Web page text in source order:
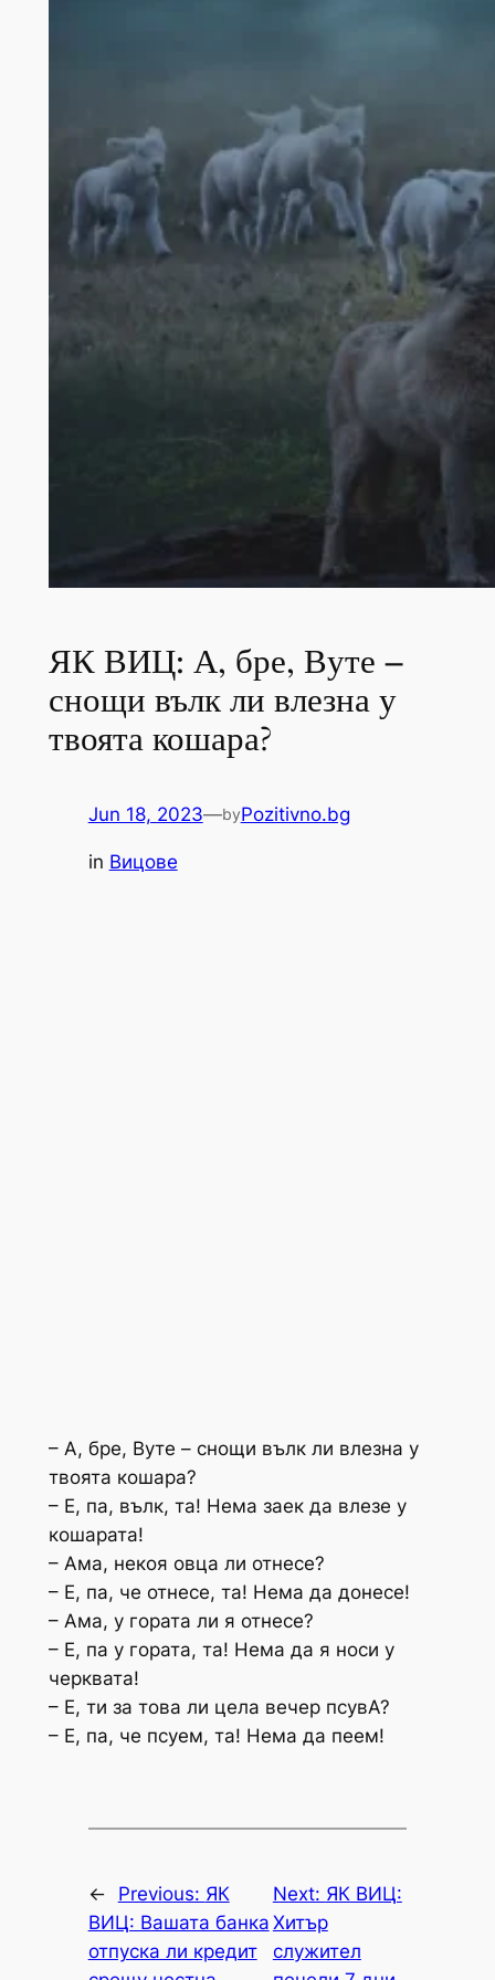
ЯК ВИЦ: А, бре, Вуте –
снощи вълк ли влезна у
твоята кошара?
Jun 18, 2023—byPozitivno.bg
in Вицове
– А, бре, Вуте – снощи вълк ли влезна у
твоята кошара?
– Е, па, вълк, та! Нема заек да влезе у
кошарата!
– Ама, некоя овца ли отнесе?
– Е, па, че отнесе, та! Нема да донесе!
– Ама, у гората ли я отнесе?
– Е, па у гората, та! Нема да я носи у
черквата!
– Е, ти за това ли цела вечер псувА?
– Е, па, че псуем, та! Нема да пеем!
← Previous: ЯК
ВИЦ: Вашата банка
отпуска ли кредит
Next: ЯК ВИЦ:
Хитър
служител